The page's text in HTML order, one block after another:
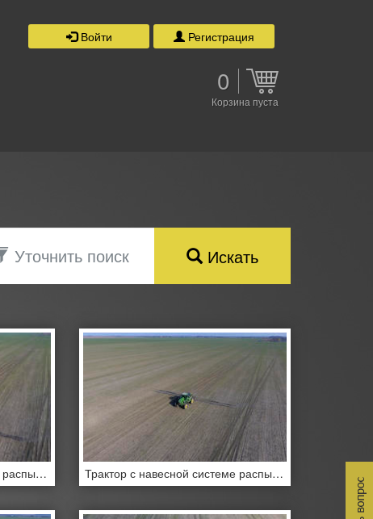
Войти Регистрация
0
Корзина пуста
Уточнить поиск Искать
Трактор с навесной системе распыления пестицидов Трактор с навесной системе распыления пестицидов